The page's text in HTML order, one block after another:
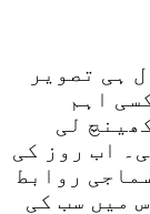
ہی تصویر
اہم
لی
اب روز کی
روابط
میں سب کی